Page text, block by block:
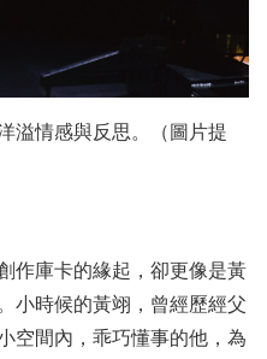
溢情感與反思。（圖片提
作庫卡的緣起，卻更像是黃
小時候的黃翊，曾經歷經父
空間內，乖巧懂事的他，為